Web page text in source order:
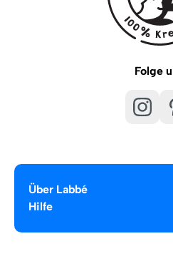
Folge
Über Labbé
Hilfe